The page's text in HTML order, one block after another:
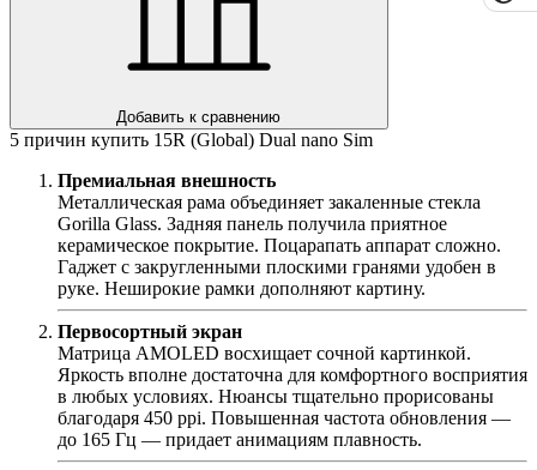
Добавить к сравнению
5 причин купить 15R (Global) Dual nano Sim
Премиальная внешность
Металлическая рама объединяет закаленные стекла
Gorilla Glass. Задняя панель получила приятное
керамическое покрытие. Поцарапать аппарат сложно.
Гаджет с закругленными плоскими гранями удобен в
руке. Неширокие рамки дополняют картину.
Первосортный экран
Матрица AMOLED восхищает сочной картинкой.
Яркость вполне достаточна для комфортного восприятия
в любых условиях. Нюансы тщательно прорисованы
благодаря 450 ppi. Повышенная частота обновления —
до 165 Гц — придает анимациям плавность.